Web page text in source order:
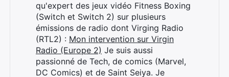
qu'expert des jeux vidéo Fitness Boxing
(Switch et Switch 2) sur plusieurs
émissions de radio dont Virging Radio
(RTL2) : Mon intervention sur Virgin
Radio (Europe 2) Je suis aussi
passionné de Tech, de comics (Marvel,
DC Comics) et de Saint Seiya. Je